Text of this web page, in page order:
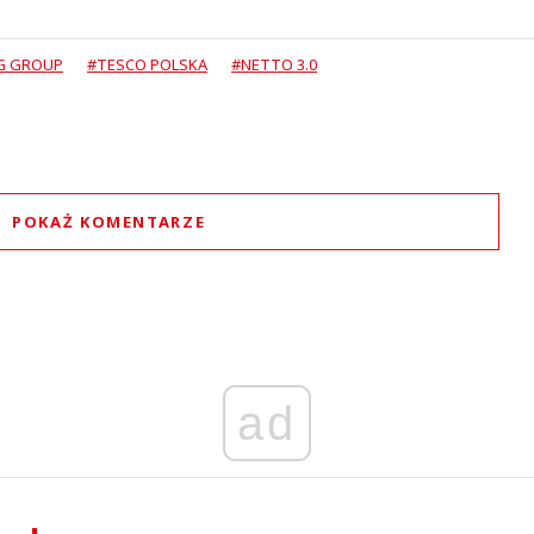
GROUP #TESCO POLSKA #NETTO 3.0
POKAŻ KOMENTARZE
ad